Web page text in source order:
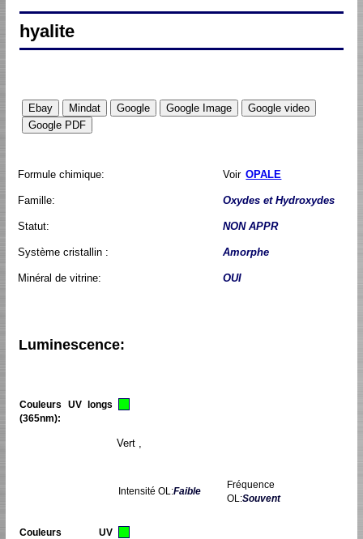
hyalite
Formule chimique: Voir OPALE
Famille: Oxydes et Hydroxydes
Statut: NON APPR
Système cristallin : Amorphe
Minéral de vitrine: OUI
Luminescence:
Couleurs UV longs
(365nm):
Vert ,
Intensité OL:Faible
Fréquence
OL:Souvent
Couleurs UV